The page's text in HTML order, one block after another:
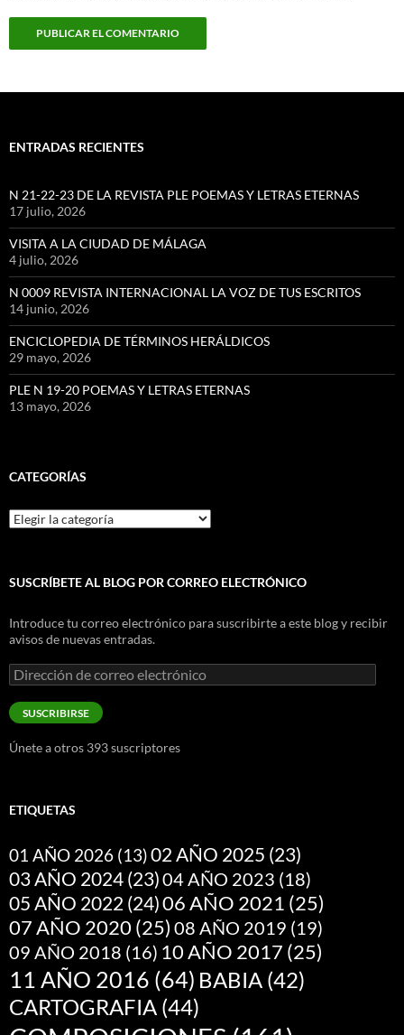
ENTRADAS RECIENTES
N 21-22-23 DE LA REVISTA PLE POEMAS Y LETRAS ETERNAS
17 julio, 2026
VISITA A LA CIUDAD DE MÁLAGA
4 julio, 2026
N 0009 REVISTA INTERNACIONAL LA VOZ DE TUS ESCRITOS
14 junio, 2026
ENCICLOPEDIA DE TÉRMINOS HERÁLDICOS
29 mayo, 2026
PLE N 19-20 POEMAS Y LETRAS ETERNAS
13 mayo, 2026
CATEGORÍAS
Categorías
SUSCRÍBETE AL BLOG POR CORREO ELECTRÓNICO
Introduce tu correo electrónico para suscribirte a este blog y recibir
avisos de nuevas entradas.
Dirección
de
correo
electrónico
SUSCRIBIRSE
Únete a otros 393 suscriptores
ETIQUETAS
01 AÑO 2026 (13)02 AÑO 2025 (23)
03 AÑO 2024(23)04 AÑO 2023 (18)
05 AÑO 2022(24)06 AÑO 2021 (25)
07 AÑO 2020 (25) 08 AÑO 2019 (19)
09 AÑO 2018 (16) 10 AÑO 2017 (25)
11 AÑO 2016 (64) BABIA (42)
CARTOGRAFIA (44)